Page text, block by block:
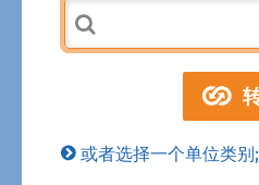
或者选择一个单位类别;